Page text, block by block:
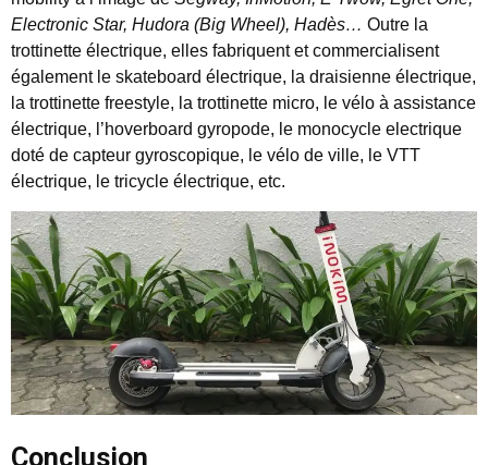
Electronic Star, Hudora (Big Wheel), Hadès… Outre la
trottinette électrique, elles fabriquent et commercialisent
également le skateboard électrique, la draisienne électrique,
la trottinette freestyle, la trottinette micro, le vélo à assistance
électrique, l’hoverboard gyropode, le monocycle electrique
doté de capteur gyroscopique, le vélo de ville, le VTT
électrique, le tricycle électrique, etc.
Conclusion